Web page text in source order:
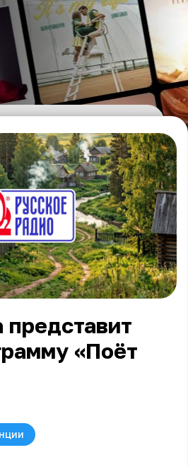
представит
«Поёт